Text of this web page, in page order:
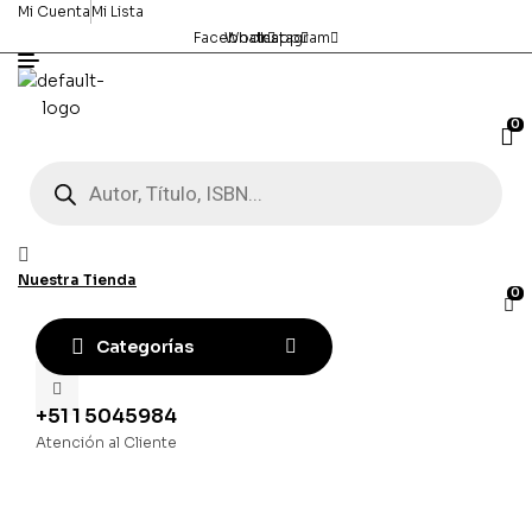
Mi Cuenta Mi Lista
Facebook
Whatsapp
Instagram
0
productos
Nuestra Tienda
0
Categorías
+51 1 5045984
Atención al Cliente